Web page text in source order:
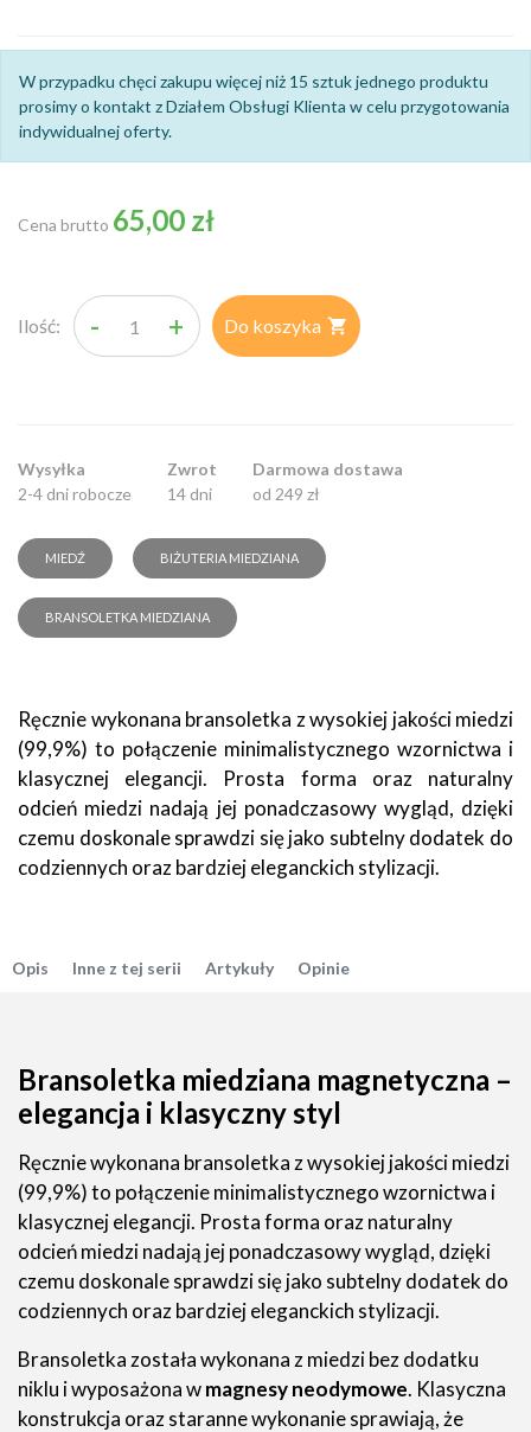
W przypadku chęci zakupu więcej niż 15 sztuk jednego produktu
prosimy o kontakt z Działem Obsługi Klienta w celu przygotowania
indywidualnej oferty.
Cena brutto 65,00 zł
Ilość: - + Do koszyka 
Wysyłka
2-4 dni robocze
Zwrot
14 dni
Darmowa dostawa
od 249 zł
MIEDŹ BIŻUTERIA MIEDZIANA
BRANSOLETKA MIEDZIANA
Ręcznie wykonana bransoletka z wysokiej jakości miedzi
(99,9%) to połączenie minimalistycznego wzornictwa i
klasycznej elegancji. Prosta forma oraz naturalny
odcień miedzi nadają jej ponadczasowy wygląd, dzięki
czemu doskonale sprawdzi się jako subtelny dodatek do
codziennych oraz bardziej eleganckich stylizacji.
Opis Inne z tej serii Artykuły Opinie
Bransoletka miedziana magnetyczna –
elegancja i klasyczny styl
Ręcznie wykonana bransoletka z wysokiej jakości miedzi
(99,9%) to połączenie minimalistycznego wzornictwa i
klasycznej elegancji. Prosta forma oraz naturalny
odcień miedzi nadają jej ponadczasowy wygląd, dzięki
czemu doskonale sprawdzi się jako subtelny dodatek do
codziennych oraz bardziej eleganckich stylizacji.
Bransoletka została wykonana z miedzi bez dodatku
niklu i wyposażona wmagnesy neodymowe. Klasyczna
konstrukcja oraz staranne wykonanie sprawiają, że